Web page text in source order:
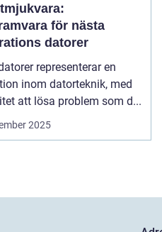
för nästa
datorer
representerar en
inom datorteknik, med
att lösa problem som d...
2025